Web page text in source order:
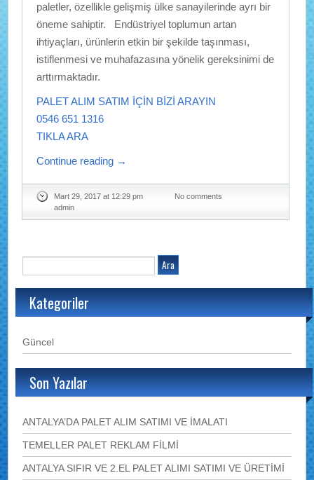
paletler, özellikle gelişmiş ülke sanayilerinde ayrı bir
öneme sahiptir. Endüstriyel toplumun artan
ihtiyaçları, ürünlerin etkin bir şekilde taşınması,
istiflenmesi ve muhafazasına yönelik gereksinimi de
arttırmaktadır.
PALET ALIM SATIM İÇİN BİZİ ARAYIN
0546 651 1316
TIKLA ARA
Continue reading →
Mart 29, 2017 at 12:29 pm
No comments
admin
Kategoriler
Güncel
Son Yazılar
ANTALYA’DA PALET ALIM SATIMI VE İMALATI
TEMELLER PALET REKLAM FİLMİ
ANTALYA SIFIR VE 2.EL PALET ALIMI SATIMI VE ÜRETİMİ